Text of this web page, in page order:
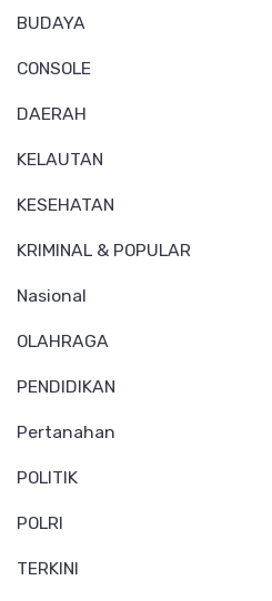
BUDAYA
CONSOLE
DAERAH
KELAUTAN
KESEHATAN
KRIMINAL & POPULAR
Nasional
OLAHRAGA
PENDIDIKAN
Pertanahan
POLITIK
POLRI
TERKINI